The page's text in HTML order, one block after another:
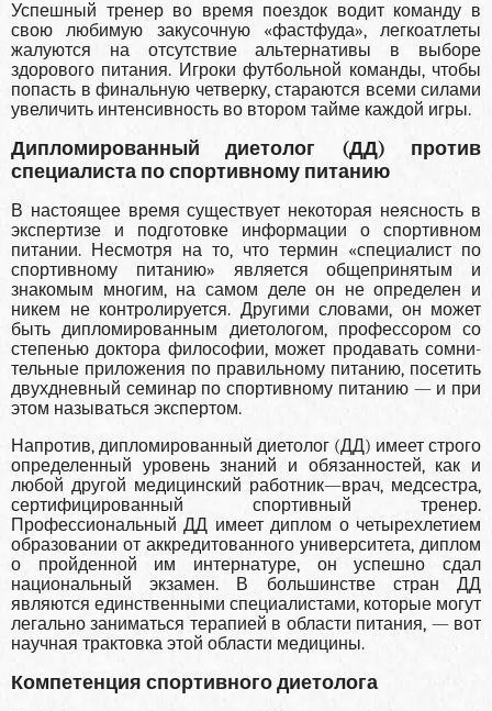
Успешный тренер во время поездок водит команду в
свою любимую закусочную «фаст­фуда», легкоатлеты
жалуются на отсутствие аль­тернативы в выборе
здорового питания. Игроки футбольной команды, чтобы
попасть в финаль­ную четверку, стараются всеми силами
увеличить интенсивность во втором тайме каждой игры.
Дипломированный диетолог (ДД) против
специалиста по спортивному питанию
В настоящее время существует некоторая неяс­ность в
экспертизе и подготовке информации о спортивном
питании. Несмотря на то, что термин «специалист по
спортивному питанию» являет­ся общепринятым и
знакомым многим, на самом деле он не определен и
никем не контролирует­ся. Другими словами, он может
быть дипломи­рованным диетологом, профессором со
степенью доктора философии, может продавать сомни­
тельные приложения по правильному питанию, посетить
двухдневный семинар по спортивному питанию — и при
этом называться экспертом.
Напротив, дипломированный диетолог (ДД) имеет строго
определенный уровень знаний и обя­занностей, как и
любой другой медицинский работ­ник—врач, медсестра,
сертифицированный спор­тивный тренер.
Профессиональный ДД имеет дип­лом о четырехлетием
образовании от аккредито­ванного университета, диплом
о пройденной им интернатуре, он успешно сдал
национальный эк­замен. В большинстве стран ДД
являются един­ственными специалистами, которые могут
легаль­но заниматься терапией в области питания, — вот
научная трактовка этой области медицины.
Компетенция спортивного диетолога